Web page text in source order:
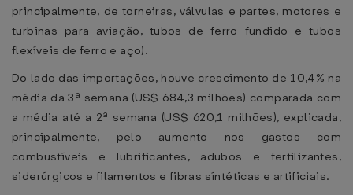
principalmente, de torneiras, válvulas e partes, motores e
turbinas para aviação, tubos de ferro fundido e tubos
flexíveis de ferro e aço).
Do lado das importações, houve crescimento de 10,4% na
média da 3ª semana (US$ 684,3 milhões) comparada com
a média até a 2ª semana (US$ 620,1 milhões), explicada,
principalmente, pelo aumento nos gastos com
combustíveis e lubrificantes, adubos e fertilizantes,
siderúrgicos e filamentos e fibras síntéticas e artificiais.